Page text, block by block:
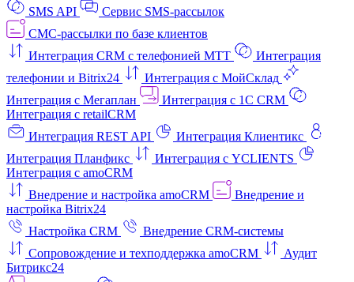
SMS API
Сервис SMS-рассылок
СМС-рассылки по базе клиентов
Интеграция CRM с телефонией МТТ
Интеграция
телефонии и Bitrix24
Интеграция с МойСклад
Интеграция с Мегаплан
Интеграция с 1C CRM
Интеграция с retailCRM
Интеграция REST API
Интеграция Клиентикс
Интеграция Планфикс
Интеграция с YCLIENTS
Интеграция с amoCRM
Внедрение и настройка amoCRM
Внедрение и
настройка Bitrix24
Настройка CRM
Внедрение CRM-системы
Сопровождение и техподдержка amoCRM
Аудит
Битрикс24